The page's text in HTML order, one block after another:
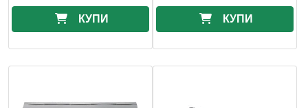
КУПИ КУПИ